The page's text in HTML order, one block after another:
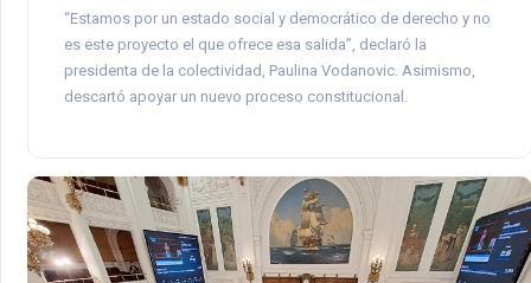
“Estamos por un estado social y democrático de derecho y no
es este proyecto el que ofrece esa salida”, declaró la
presidenta de la colectividad, Paulina Vodanovic. Asimismo,
descartó apoyar un nuevo proceso constitucional.